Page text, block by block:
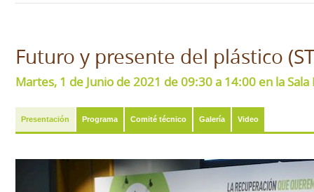
Futuro y presente del plástico
Martes, 1 de Junio de 2021 de 09:30 a 14:00 en la Sala
Presentación Programa Comité técnico Galería Video